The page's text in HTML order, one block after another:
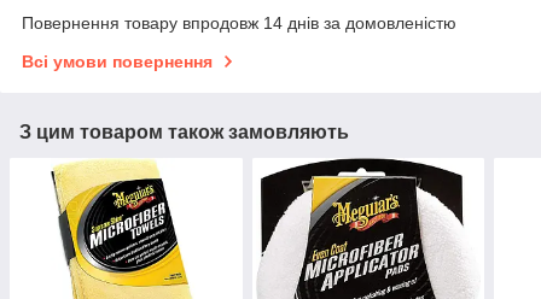
Повернення товару впродовж 14 днів за домовленістю
Всі умови повернення
З цим товаром також замовляють